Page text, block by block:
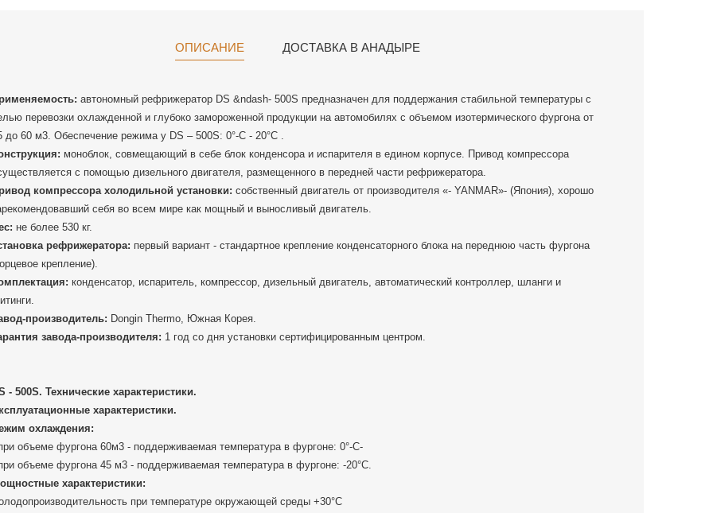
ОПИСАНИЕ ДОСТАВКА В АНАДЫРЕ
автономный рефрижератор DS &ndash- 500S предназначен для поддержания стабильной температуры с
перевозки охлажденной и глубоко замороженной продукции на автомобилях с объемом изотермического фургона от
до 60 м3. Обеспечение режима у DS – 500S: 0°-C - 20°C .
моноблок, совмещающий в себе блок конденсора и испарителя в едином корпусе. Привод компрессора
с помощью дизельного двигателя, размещенного в передней части рефрижератора.
компрессора холодильной установки: собственный двигатель от производителя «- YANMAR»- (Япония), хорошо
себя во всем мире как мощный и выносливый двигатель.
не более 530 кг.
рефрижератора: первый вариант - стандартное крепление конденсаторного блока на переднюю часть фургона
крепление).
конденсатор, испаритель, компрессор, дизельный двигатель, автоматический контроллер, шланги и
производитель: Dongin Thermo, Южная Корея.
завода-производителя: 1 год со дня установки сертифицированным центром.
- 500S. Технические характеристики.
характеристики.
охлаждения:
объеме фургона 60м3 - поддерживаемая температура в фургоне: 0°-С-
объеме фургона 45 м3 - поддерживаемая температура в фургоне: -20°С.
характеристики:
при температуре окружающей среды +30°С